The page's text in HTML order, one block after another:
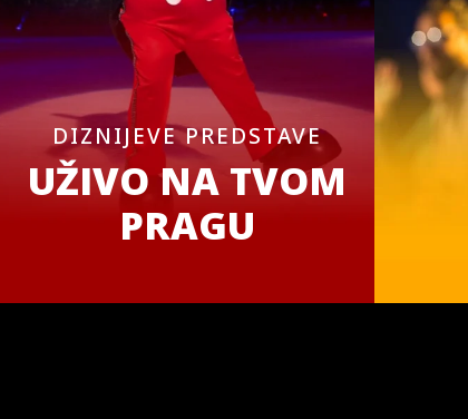
DIZNIJEVE PREDSTAVE
UŽIVO NA TVOM
PRAGU